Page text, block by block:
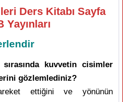
Ders Kitabı Sayfa
Yayınları
kuvvetin cisimler
gözlemlediniz?
ettiğini ve yönünün